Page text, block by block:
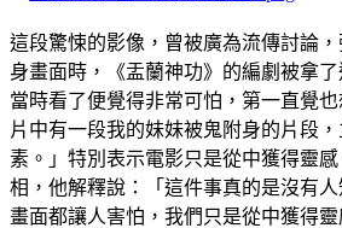
這段驚悚的影像，曾被廣為流傳討論
身畫面時，《盂蘭神功》的編劇被拿
當時看了便覺得非常可怕，第一直覺
片中有一段我的妹妹被鬼附身的片段
素。」特別表示電影只是從中獲得靈
相，他解釋說：「這件事真的是沒有
畫面都讓人害怕，我們只是從中獲得靈